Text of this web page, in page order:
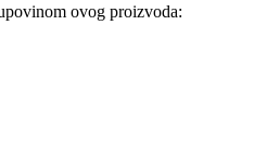
ovog proizvoda: